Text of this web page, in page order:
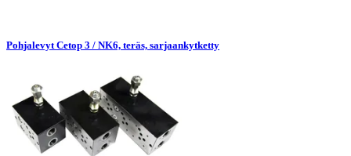
Pohjalevyt Cetop 3 / NK6, teräs, sarjaankytketty